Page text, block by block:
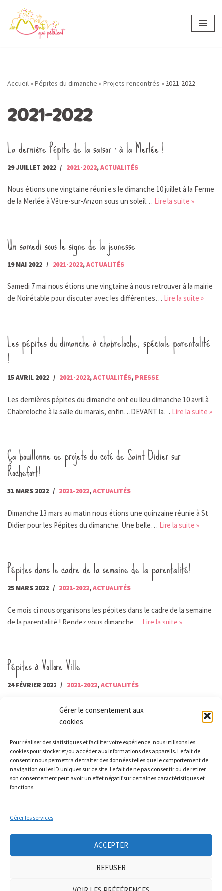
Gérer le consentement aux
cookies
Pour réaliser des statistiques et faciliter votre expérience, nous utilisons les
cookies pour stocker et/ou accéder aux informations des appareils. Le fait de
consentir nous permettra de traiter des données telles que le comportement de
navigation ou les ID uniques sur ce site. Le fait de ne pas consentir ou de retirer
son consentement peut avoir un effet négatif sur certaines caractéristiques et
fonctions.
Gérer les services
ACCEPTER
REFUSER
Aller
Accueil» Pépites du dimanche » Projets rencontrés » 2021-2022
2021-2022
La dernière Pépite de la saison : à la Merlée !
29 JUILLET 2022 2021-2022,ACTUALITÉS
Nous étions une vingtaine réuni.e.s le dimanche 10 juillet à la Ferme
de la Merlée à Vêtre-sur-Anzon sous un soleil… Lire la suite »
Un samedi sous le signe de la jeunesse
19 MAI 2022 2021-2022,ACTUALITÉS
Samedi 7 mai nous étions une vingtaine à nous retrouver à la mairie
de Noirétable pour discuter avec les différentes… Lire la suite »
Les pépites du dimanche à chabreloche, spéciale parentalité
!
15 AVRIL 2022 2021-2022,ACTUALITÉS, PRESSE
Les dernières pépites du dimanche ont eu lieu dimanche 10 avril à
Chabreloche à la salle du marais, enfin…DEVANT la… Lire la suite »
Ça bouillonne de projets du coté de Saint Didier sur
Rochefort!
31 MARS 2022 2021-2022,ACTUALITÉS
Dimanche 13 mars au matin nous étions une quinzaine réunie à St
Didier pour les Pépites du dimanche. Une belle… Lire la suite »
Pépites dans le cadre de la semaine de la parentalité!
25 MARS 2022 2021-2022,ACTUALITÉS
Ce mois ci nous organisons les pépites dans le cadre de la semaine
de la parentalité ! Rendez vous dimanche… Lire la suite »
Pépites à Vollore Ville
24 FÉVRIER 2022 2021-2022,ACTUALITÉS
Le 13 février, nous étions une trentaine de personnes réunies à la
maison Archimbaud à Vollore Ville pour les pépites…
Lire la suite »
Le Relais
21 rue Peurière